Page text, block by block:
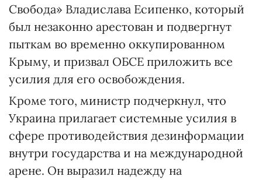
Свобода» Владислава Есипенко, который
был незаконно арестован и подвергнут
пыткам во временно оккупированном
Крыму, и призвал ОБСЕ приложить все
усилия для его освобождения.
Кроме того, министр подчеркнул, что
Украина прилагает системные усилия в
сфере противодействия дезинформации
внутри государства и на международной
арене. Он выразил надежду на